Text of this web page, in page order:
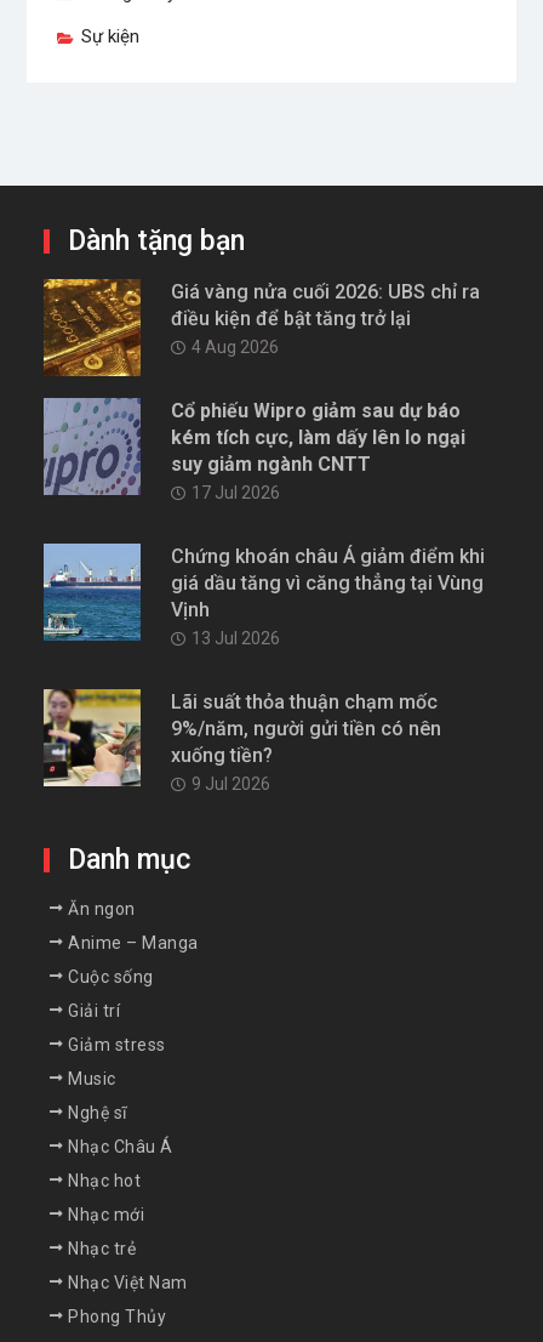
Sự kiện
Dành tặng bạn
Giá vàng nửa cuối 2026: UBS chỉ ra
điều kiện để bật tăng trở lại
4 Aug 2026
Cổ phiếu Wipro giảm sau dự báo
kém tích cực, làm dấy lên lo ngại
suy giảm ngành CNTT
17 Jul 2026
Chứng khoán châu Á giảm điểm khi
giá dầu tăng vì căng thẳng tại Vùng
Vịnh
13 Jul 2026
Lãi suất thỏa thuận chạm mốc
9%/năm, người gửi tiền có nên
xuống tiền?
9 Jul 2026
Danh mục
Ăn ngon
Anime – Manga
Cuộc sống
Giải trí
Giảm stress
Music
Nghệ sĩ
Nhạc Châu Á
Nhạc hot
Nhạc mới
Nhạc trẻ
Nhạc Việt Nam
Phong Thủy